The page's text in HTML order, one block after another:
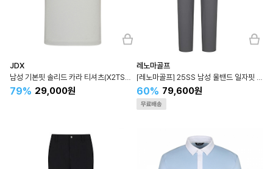
JDX
79% 29,000원
레노마골프
60% 79,600원